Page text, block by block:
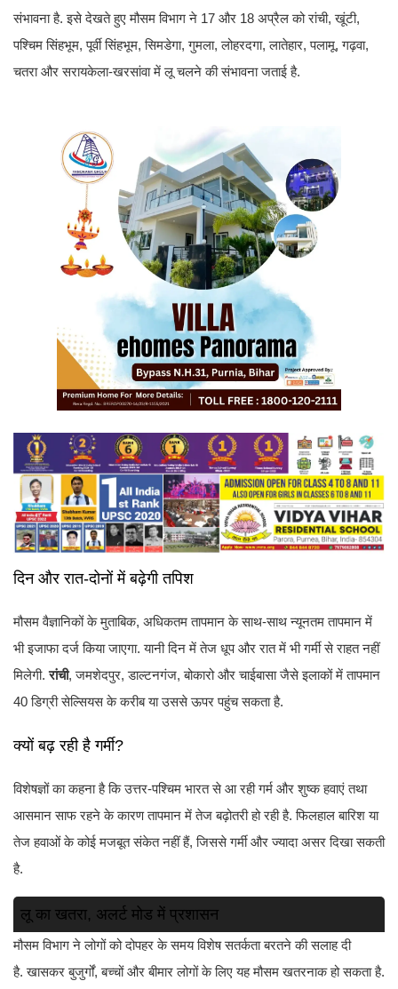
संभावना है. इसे देखते हुए मौसम विभाग ने 17 और 18 अप्रैल को रांची, खूंटी,
पश्चिम सिंहभूम, पूर्वी सिंहभूम, सिमडेगा, गुमला, लोहरदगा, लातेहार, पलामू, गढ़वा,
चतरा और सरायकेला-खरसांवा में लू चलने की संभावना जताई है.
दिन और रात-दोनों में बढ़ेगी तपिश
मौसम वैज्ञानिकों के मुताबिक, अधिकतम तापमान के साथ-साथ न्यूनतम तापमान में
भी इजाफा दर्ज किया जाएगा. यानी दिन में तेज धूप और रात में भी गर्मी से राहत नहीं
मिलेगी.रांची, जमशेदपुर, डाल्टनगंज, बोकारो और चाईबासा जैसे इलाकों में तापमान
40 डिग्री सेल्सियस के करीब या उससे ऊपर पहुंच सकता है.
क्यों बढ़ रही है गर्मी?
विशेषज्ञों का कहना है कि उत्तर-पश्चिम भारत से आ रही गर्म और शुष्क हवाएं तथा
आसमान साफ रहने के कारण तापमान में तेज बढ़ोतरी हो रही है. फिलहाल बारिश या
तेज हवाओं के कोई मजबूत संकेत नहीं हैं, जिससे गर्मी और ज्यादा असर दिखा सकती
है.
लू का खतरा, अलर्ट मोड में प्रशासन
मौसम विभाग ने लोगों को दोपहर के समय विशेष सतर्कता बरतने की सलाह दी
है. खासकर बुजुर्गों, बच्चों और बीमार लोगों के लिए यह मौसम खतरनाक हो सकता है.